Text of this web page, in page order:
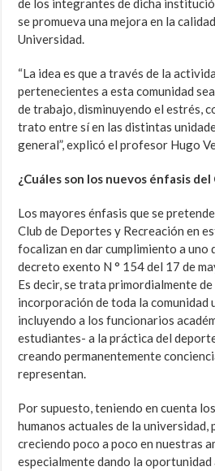
de los integrantes de dicha
se promueva una mejora en la
Universidad.
“La idea es que a través de la
pertenecientes a esta comunidad
de trabajo, disminuyendo el estrés,
trato entre sí en las distintas
general”, explicó el profesor Hugo
¿Cuáles son los nuevos énfasis
Los mayores énfasis que se
Club de Deportes y Recreación en
focalizan en dar cumplimiento a uno
decreto exento N ° 154 del 17 de
Es decir, se trata primordialmente
incorporación de toda la comunidad
incluyendo a los funcionarios
estudiantes- a la práctica del
creando permanentemente
representan.
Por supuesto, teniendo en cuenta
humanos actuales de la
creciendo poco a poco en nuestras
especialmente dando la